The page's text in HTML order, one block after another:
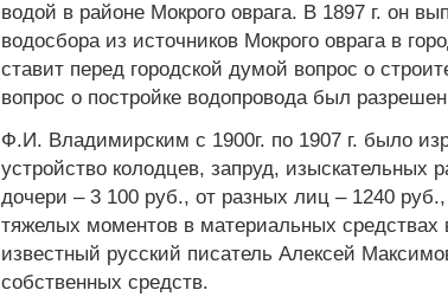
водой в районе Мокрого оврага. В 1897 г. он
водосбора из источников Мокрого оврага в
ставит перед городской думой вопрос о
вопрос о постройке водопровода был
Ф.И. Владимирским с 1900г. по 1907 г. было
устройство колодцев, запруд, изыскательных
дочери – 3 100 руб., от разных лиц – 1240
тяжелых моментов в материальных
известный русский писатель Алексей
собственных средств.